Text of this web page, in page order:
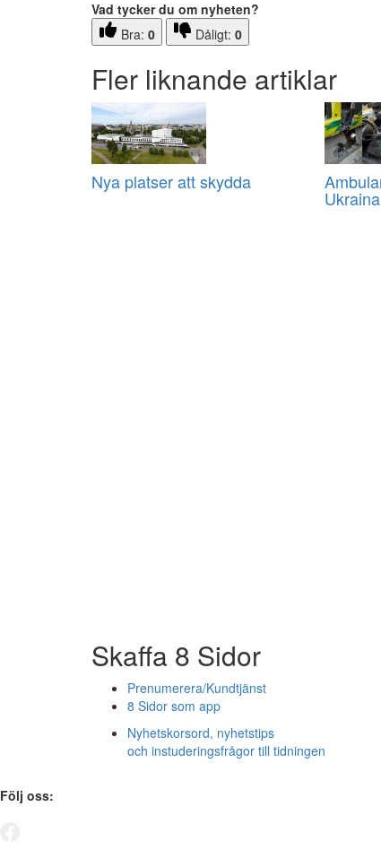
Vad tycker du om nyheten?
Bra: 0 Dåligt: 0
Fler liknande artiklar
Nya platser att skydda
Ukraina
Skaffa 8 Sidor
Prenumerera/Kundtjänst
8 Sidor som app
Nyhetskorsord, nyhetstips
och instuderingsfrågor till tidningen
Följ oss: